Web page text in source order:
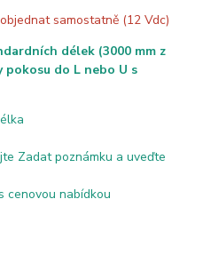
samostatně (12 Vdc)
délek (3000 mm z
do L nebo U s
Zadat poznámku a uveďte
cenovou nabídkou